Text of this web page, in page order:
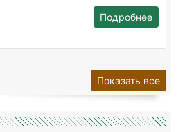
Подробнее
Показать все